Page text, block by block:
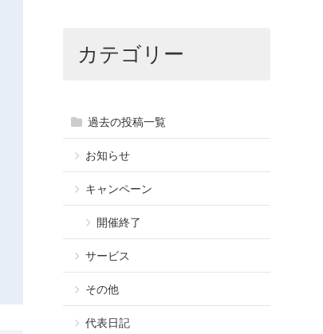
カテゴリー
過去の投稿一覧
お知らせ
キャンペーン
開催終了
サービス
その他
代表日記